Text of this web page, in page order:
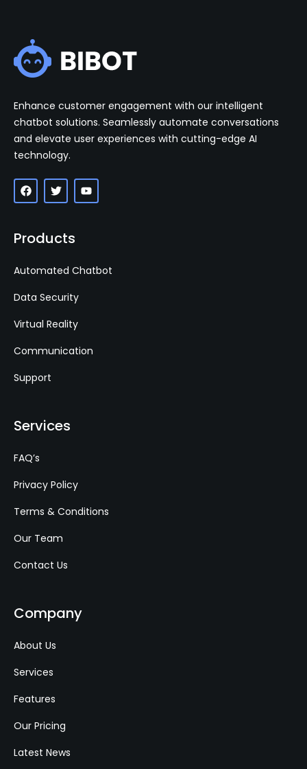
Enhance customer engagement with our intelligent
chatbot solutions. Seamlessly automate conversations
and elevate user experiences with cutting-edge AI
technology.
Products
Automated Chatbot
Data Security
Virtual Reality
Communication
Support
Services
FAQ’s
Privacy Policy
Terms & Conditions
Our Team
Contact Us
Company
About Us
Services
Features
Our Pricing
Latest News